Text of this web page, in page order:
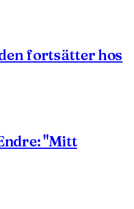
fortsätter hos
"Mitt